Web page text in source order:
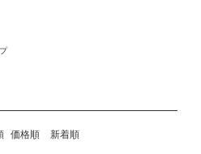
価格順 新着順